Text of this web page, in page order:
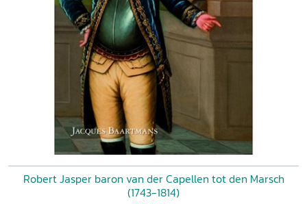
Robert Jasper baron van der Capellen tot den Marsch
(1743-1814)